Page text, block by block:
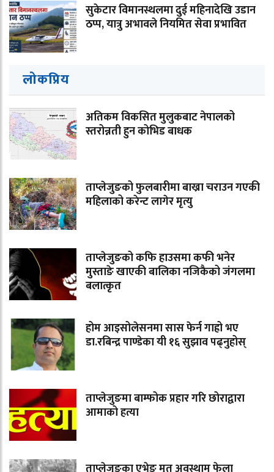
सुकेटार विमानस्थलमा दुई महिनादेखि उडान
ठप्प, यात्रु अभावले नियमित सेवा प्रभावित
लोकप्रिय
अतिकम विकसित मुलुकबाट नेपालको
स्तरोन्नती हुन कोभिड बाधक
ताप्लेजुङको फुलबारीमा बाख्रा चराउन गएकी
महिलाको करेन्ट लागेर मृत्यु
ताप्लेजुङको कफि हाउसमा कफी भनेर
मुस्ताङे खाएकी बालिका नजिकैको जंगलमा
बलात्कृत
होम आइसोलेसनमा सास फेर्न गाह्रो भए
डा.रबिन्द्र पाण्डेका यी १६ सुझाव पढ्नुहोस्
ताप्लेजुङमा बाम्फोक प्रहार गरि छोराद्वारा
आमाको हत्या